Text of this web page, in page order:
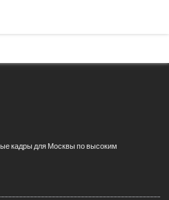
кадры для Москвы по высоким